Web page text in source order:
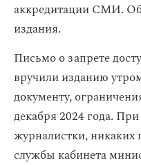
аккредитации СМИ.
издания.
Письмо о запрете
вручили изданию
документу,
декабря 2024 года.
журналистки, никаких
службы кабинета